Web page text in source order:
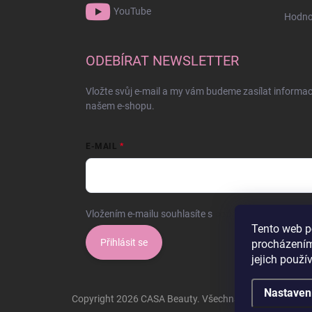
Tento web
jejich
YouTube
ODEBÍRAT NEWSLETTER
Vložte svůj e-mail a my vám budeme zasílat
našem e-shopu.
E-MAIL
Vložením e-mailu souhlasíte s
Přihlásit se
Copyright 2026 CASA Beauty. Všechna práva